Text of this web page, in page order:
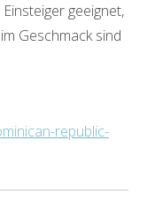
geeignet,
im Geschmack sind
republic-